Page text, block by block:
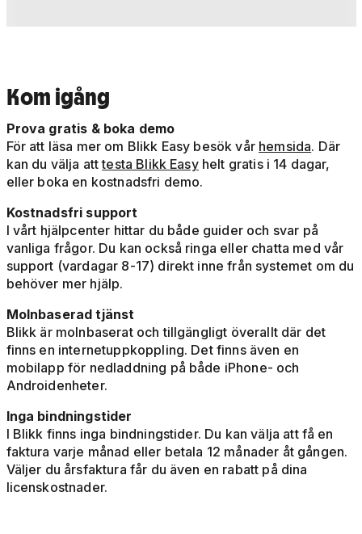
Kom igång
Prova gratis & boka demo
För att läsa mer om Blikk Easy besök vår hemsida. Där
kan du välja atttesta Blikk Easyhelt gratis i 14 dagar,
eller boka en kostnadsfri demo.
Kostnadsfri support
I vårt hjälpcenter hittar du både guider och svar på
vanliga frågor. Du kan också ringa eller chatta med vår
support (vardagar 8-17) direkt inne från systemet om du
behöver mer hjälp.
Molnbaserad tjänst
Blikk är molnbaserat och tillgängligt överallt där det
finns en internetuppkoppling. Det finns även en
mobilapp för nedladdning på både iPhone- och
Androidenheter.
Inga bindningstider
I Blikk finns inga bindningstider. Du kan välja att få en
faktura varje månad eller betala 12 månader åt gången.
Väljer du årsfaktura får du även en rabatt på dina
licenskostnader.